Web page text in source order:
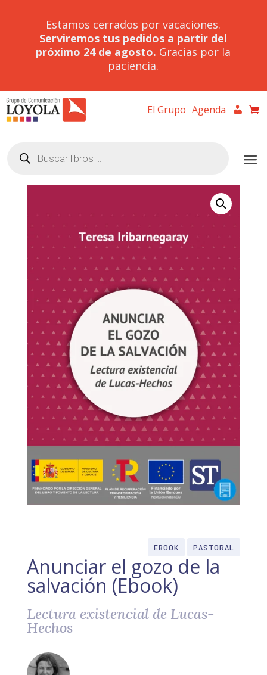
Estamos cerrados por vacaciones.
Serviremos tus pedidos a partir del
próximo 24 de agosto. Gracias por la
paciencia.
El Grupo Agenda
productos
EBOOK PASTORAL
Anunciar el gozo de la
salvación (Ebook)
Lectura existencial de Lucas-
Hechos